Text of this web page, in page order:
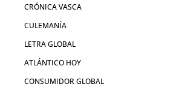
CRÓNICA VASCA
CULEMANÍA
LETRA GLOBAL
ATLÁNTICO HOY
CONSUMIDOR GLOBAL